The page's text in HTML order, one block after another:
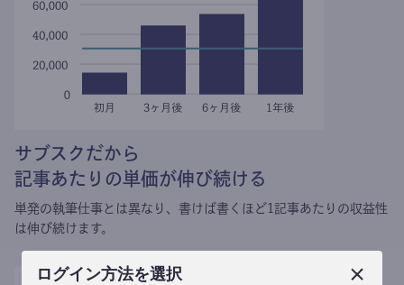
ログイン方法を選択
サブスクだから
記事あたりの単価が伸び続ける
単発の執筆仕事とは異なり、 書けば書くほど1記事あたりの収益性
は伸び続けます。